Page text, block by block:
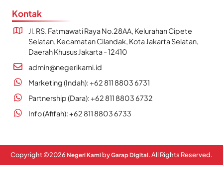
Kontak
Jl. RS. Fatmawati Raya No.28AA, Kelurahan Cipete
Selatan, Kecamatan Cilandak, Kota Jakarta Selatan,
Daerah Khusus Jakarta - 12410
admin@negerikami.id
Marketing (Indah): +62 811 8803 6731
Partnership (Dara): +62 811 8803 6732
Info (Afifah): +62 811 8803 6733
Copyright ©2026 Negeri Kami byGarap Digital. All Rights Reserved.